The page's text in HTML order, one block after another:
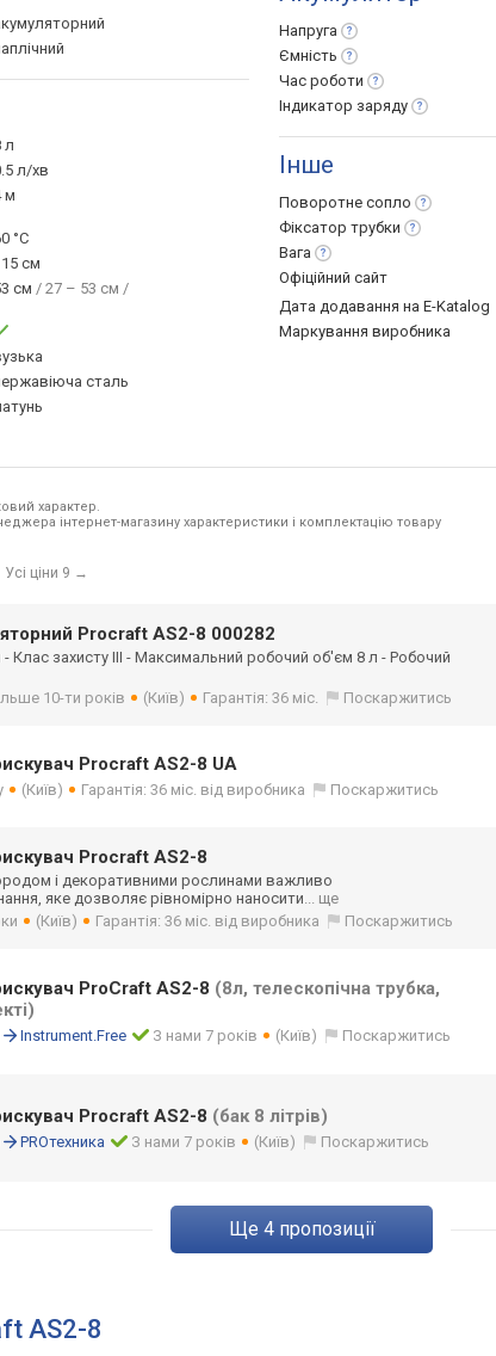
л
л/хв
м
°C
см
см / 27 – 53 см /
сталь
Напруга
Ємність
Час роботи
Індикатор заряду
Інше
Поворотне сопло
Фіксатор трубки
Вага
Офіційний сайт
Дата додавання на E-Katalog
Маркування виробника
характер.
інтернет-магазину характеристики і комплектацію товару
Усі ціни 9 →
Procraft AS2-8 000282
Клас захисту III - Максимальний робочий об'єм 8 л - Робочий
10-ти років (Київ) Гарантія: 36 міс. Поскаржитись
Procraft AS2-8 UA
(Київ) Гарантія: 36 міс. від виробника Поскаржитись
Procraft AS2-8
і декоративними рослинами важливо
яке дозволяє рівномірно наносити... ще
(Київ) Гарантія: 36 міс. від виробника Поскаржитись
ProCraft AS2-8 (8л, телескопічна трубка,
Instrument.Free З нами 7 років (Київ) Поскаржитись
Procraft AS2-8 (бак 8 літрів)
PROтехника З нами 7 років (Київ) Поскаржитись
ще 4пропозиції
AS2-8